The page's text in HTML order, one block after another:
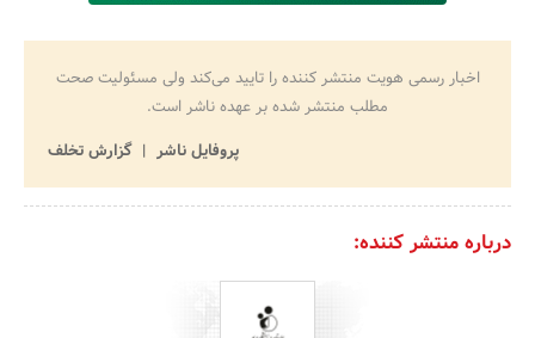
اخبار رسمی هویت منتشر کننده را تایید می‌کند ولی مسئولیت صحت
مطلب منتشر شده بر عهده ناشر است.
پروفایل ناشر
گزارش تخلف
درباره منتشر کننده: